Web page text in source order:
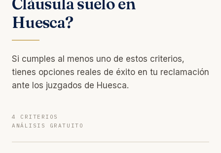
Huesca?
Si cumples al menos uno de estos criterios,
tienes opciones reales de éxito en tu reclamación
ante los juzgados de Huesca.
4 CRITERIOS
ANÁLISIS GRATUITO